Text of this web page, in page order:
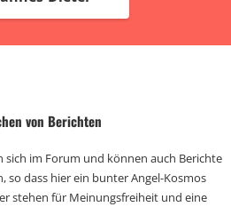
von Berichten
sich im Forum und können auch Berichte
so dass hier ein bunter Angel-Kosmos
stehen für Meinungsfreiheit und eine